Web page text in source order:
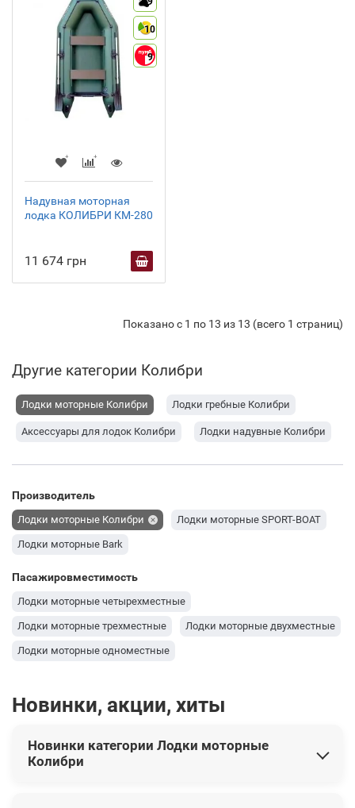
10
9
Надувная моторная
лодка КОЛИБРИ КМ-280
11 674 грн
Показано с 1 по 13 из 13 (всего 1 страниц)
Другие категории Колибри
Лодки моторные Колибри Лодки гребные Колибри
Аксессуары для лодок Колибри Лодки надувные Колибри
Производитель
Лодки моторные Колибри Лодки моторные SPORT-BOAT
Лодки моторные Bark
Пасажировместимость
Лодки моторные четырехместные
Лодки моторные трехместные Лодки моторные двухместные
Лодки моторные одноместные
Новинки, акции, хиты
Новинки категории Лодки моторные
Колибри